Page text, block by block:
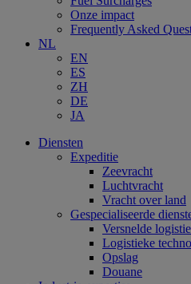
Onze impact
Frequently Asked
NL
EN
ES
ZH
DE
JA
Diensten
Expeditie
Zeevracht
Luchtvracht
Vracht over land
Gespecialiseerde
Versnelde
Logistieke
Opslag
Douane